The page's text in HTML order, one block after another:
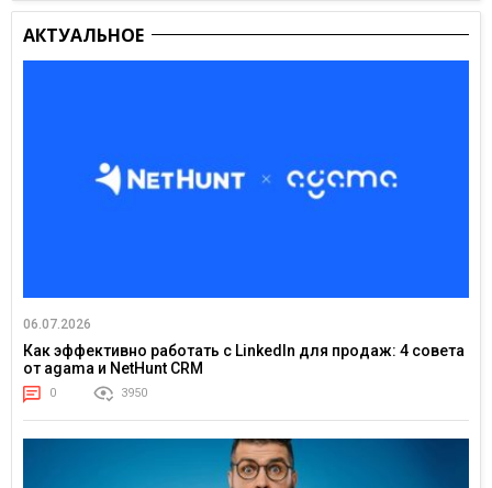
АКТУАЛЬНОЕ
06.07.2026
Как эффективно работать с LinkedIn для продаж: 4 совета
от agama и NetHunt CRM
0 3950